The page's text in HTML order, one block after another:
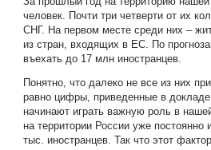
человек. Почти три четверти от их
СНГ. На первом месте среди них –
из стран, входящих в ЕС. По
въехать до 17 млн иностранцев.
Понятно, что далеко не все из них
равно цифры, приведенные в
начинают играть важную роль в
на территории России уже
тыс. иностранцев. Так что этот